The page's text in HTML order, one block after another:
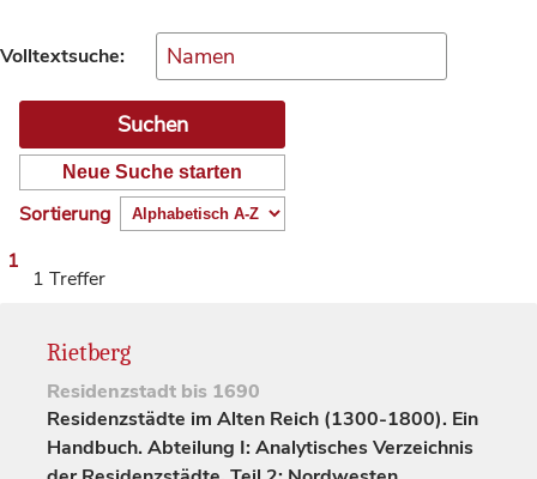
Volltextsuche:
Neue Suche starten
Sortierung
1
1 Treffer
Rietberg
Residenzstadt bis 1690
Residenzstädte im Alten Reich (1300-1800). Ein
Handbuch. Abteilung I: Analytisches Verzeichnis